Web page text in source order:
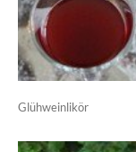
Glühweinlikör